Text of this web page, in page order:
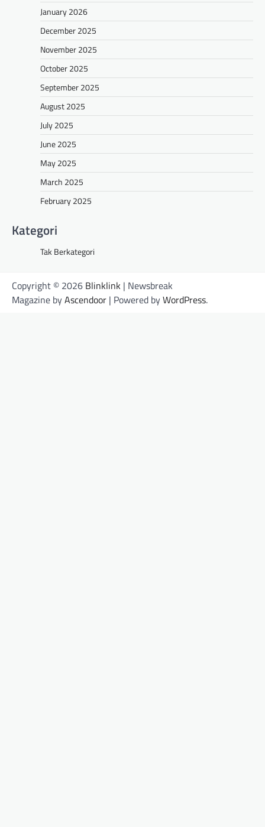
January 2026
December 2025
November 2025
October 2025
September 2025
August 2025
July 2025
June 2025
May 2025
March 2025
February 2025
Kategori
Tak Berkategori
Copyright © 2026 Blinklink | Newsbreak
Magazine byAscendoor | Powered byWordPress.